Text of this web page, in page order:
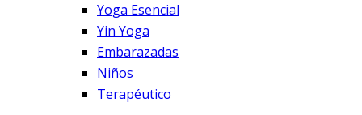
Yoga Esencial
Yin Yoga
Embarazadas
Niños
Terapéutico